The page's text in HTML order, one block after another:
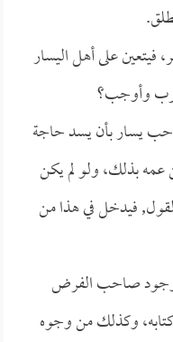
فيتعين على أهل اليسار
وأوجب؟
يسار بأن يسد حاجة
عمه بذلك، ولو لم يكن
فيدخل في هذا من
وجود صاحب الفرض
كتابه، وكذلك من وجوه